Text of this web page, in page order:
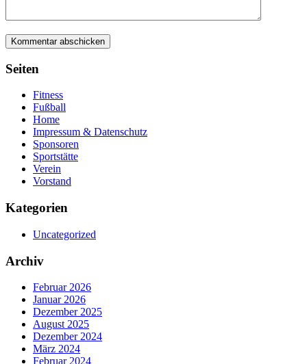
Seiten
Fitness
Fußball
Home
Impressum & Datenschutz
Sponsoren
Sportstätte
Verein
Vorstand
Kategorien
Uncategorized
Archiv
Februar 2026
Januar 2026
Dezember 2025
August 2025
Dezember 2024
März 2024
Februar 2024